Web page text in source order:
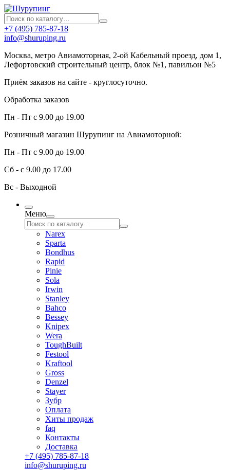
+7 (495) 785-87-18
info@shuruping.ru
Москва, метро Авиамоторная, 2-ой Кабельный проезд, дом 1,
Лефортовский строительный центр, блок №1, павильон №5
Приём заказов на сайте - круглосуточно.
Обработка заказов
Пн - Пт с 9.00 до 19.00
Розничный магазин Шурупинг на Авиамоторной:
Пн - Пт с 9.00 до 19.00
Сб - с 9.00 до 17.00
Вс - Выходной
Меню
Narex
Sparta
Bondhus
Rapid
Pinie
Sola
Irwin
Stanley
Bahco
Bessey
Knipex
Wera
ToughBuilt
Festool
Kraftool
Gross
Denzel
Stayer
Зубр
Оплата
Хиты продаж
faq
Контакты
Доставка
+7 (495) 785-87-18
info@shuruping.ru